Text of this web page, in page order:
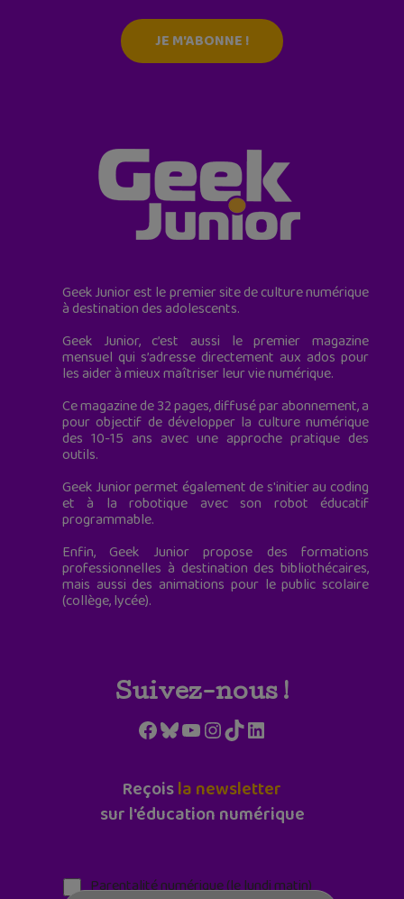
JE M'ABONNE !
Geek Junior est le premier site de culture numérique
à destination des adolescents.
Geek Junior, c’est aussi le premier magazine
mensuel qui s’adresse directement aux ados pour
les aider à mieux maîtriser leur vie numérique.
Ce magazine de 32 pages, diffusé par abonnement, a
pour objectif de développer la culture numérique
des 10-15 ans avec une approche pratique des
outils.
Geek Junior permet également de s'initier au coding
et à la robotique avec son robot éducatif
programmable.
Enfin, Geek Junior propose des formations
professionnelles à destination des bibliothécaires,
mais aussi des animations pour le public scolaire
(collège, lycée).
Suivez-nous !
Facebook
Bluesky
YouTube
Instagram
TikTokLinkedIn
Reçoisla newsletter
sur l'éducation numérique
Parentalité numérique (le lundi matin)